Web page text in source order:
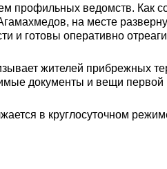
профильных ведомств.
на месте
и готовы оперативно
жителей прибрежных
документы и вещи первой
в круглосуточном